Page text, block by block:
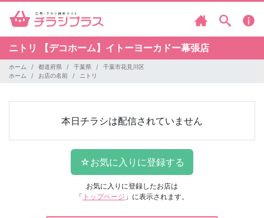
ニトリ 【デコホーム】イトーヨーカドー幕張店
ホーム 都道府県 千葉県
千葉市花見川区
ホーム
お店の名前 ニトリ
本日チラシは配信されていません
お気に入りに登録したお店は
「 トップページ 」に表示されます。